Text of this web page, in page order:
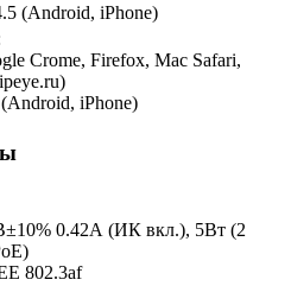
(Android, iPhone)
Crome, Firefox, Mac Safari,
iPhone)
0.42А (ИК вкл.), 5Вт (2
802.3af